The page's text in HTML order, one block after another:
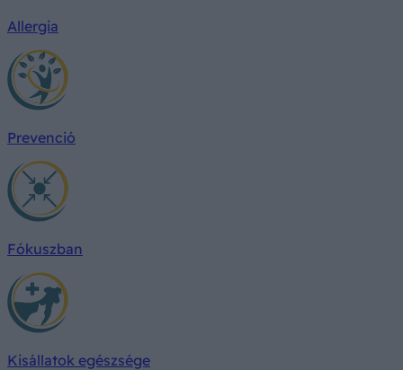
Allergia
Prevenció
Fókuszban
Kisállatok egészsége